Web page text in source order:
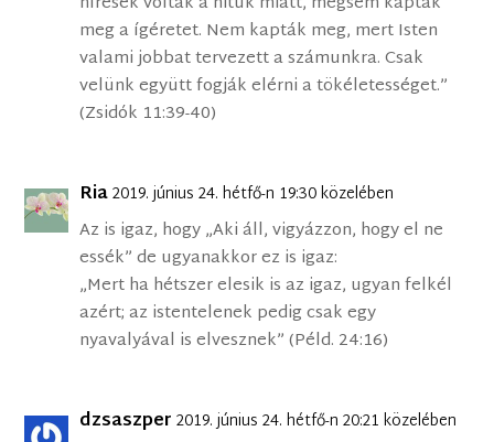
meg a ígéretet. Nem kapták meg, mert Isten
valami jobbat tervezett a számunkra. Csak
velünk együtt fogják elérni a tökéletességet.”
(Zsidók 11:39-40)
Ria2019. június 24. hétfő-n 19:30 közelében
Az is igaz, hogy „Aki áll, vigyázzon, hogy el ne
essék” de ugyanakkor ez is igaz:
„Mert ha hétszer elesik is az igaz, ugyan felkél
azért; az istentelenek pedig csak egy
nyavalyával is elvesznek” (Péld. 24:16)
dzsaszper 2019. június 24. hétfő-n 20:21 közelében